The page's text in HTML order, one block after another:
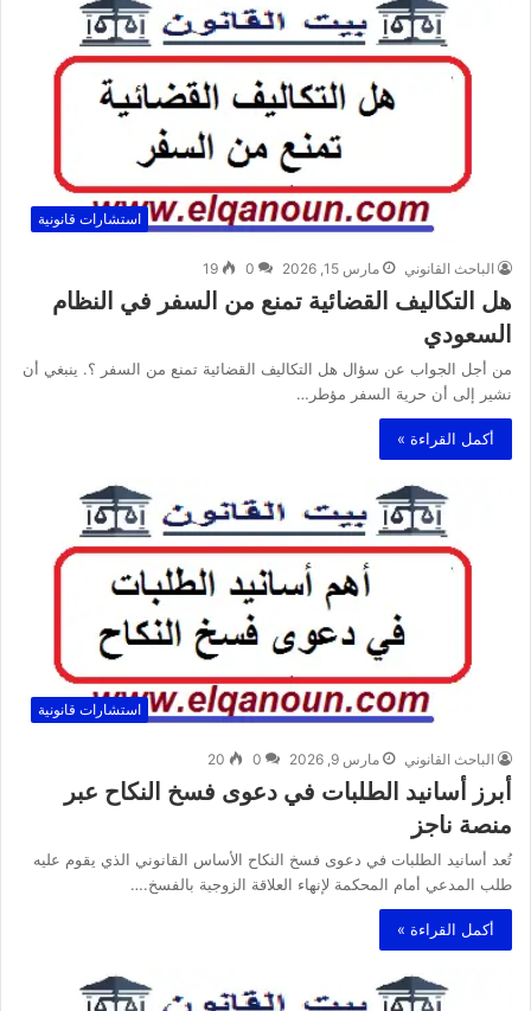
استشارات قانونية
الباحث القانوني مارس 15, 2026 0
19
هل التكاليف القضائية تمنع من السفر في النظام
السعودي
من أجل الجواب عن سؤال هل التكاليف القضائية تمنع من السفر ؟. ينبغي أن
نشير إلى أن حرية السفر مؤطر…
أكمل القراءة »
استشارات قانونية
الباحث القانوني مارس 9, 2026 0
20
أبرز أسانيد الطلبات في دعوى فسخ النكاح عبر
منصة ناجز
تُعد أسانيد الطلبات في دعوى فسخ النكاح الأساس القانوني الذي يقوم عليه
طلب المدعي أمام المحكمة لإنهاء العلاقة الزوجية بالفسخ.…
أكمل القراءة »